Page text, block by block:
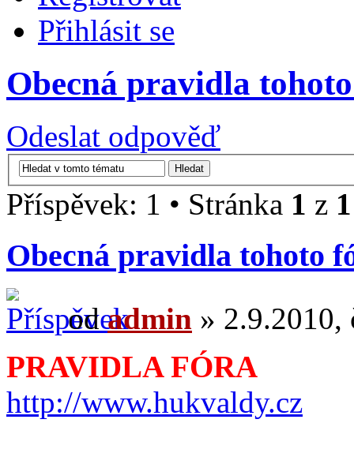
Přihlásit se
Obecná pravidla
Odeslat odpověď
Příspěvek: 1 • Stránka 1 z 1
Obecná pravidla tohoto
odadmin » 2.9.2010,
PRAVIDLA FÓRA
http://www.hukvaldy.cz